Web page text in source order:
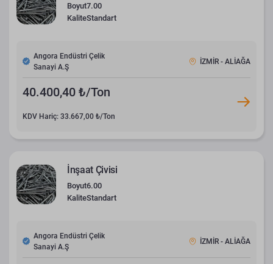
Boyut7.00
KaliteStandart
Angora Endüstri Çelik
Sanayi A.Ş
İZMİR - ALİAĞA
40.400,40 ₺/Ton
KDV Hariç: 33.667,00 ₺/Ton
İnşaat Çivisi
Boyut6.00
KaliteStandart
Angora Endüstri Çelik
Sanayi A.Ş
İZMİR - ALİAĞA